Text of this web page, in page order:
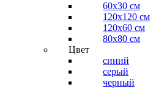
60x30 см
120x120 см
120x60 см
80x80 см
Цвет
синий
серый
черный